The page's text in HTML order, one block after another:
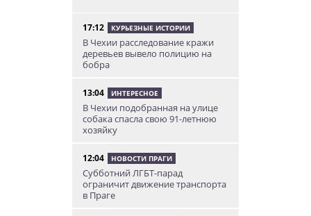
17:12 КУРЬЕЗНЫЕ ИСТОРИИ
В Чехии расследование кражи
деревьев вывело полицию на
бобра
13:04 ИНТЕРЕСНОЕ
В Чехии подобранная на улице
собака спасла свою 91-летнюю
хозяйку
12:04 НОВОСТИ ПРАГИ
Субботний ЛГБТ-парад
ограничит движение транспорта
в Праге